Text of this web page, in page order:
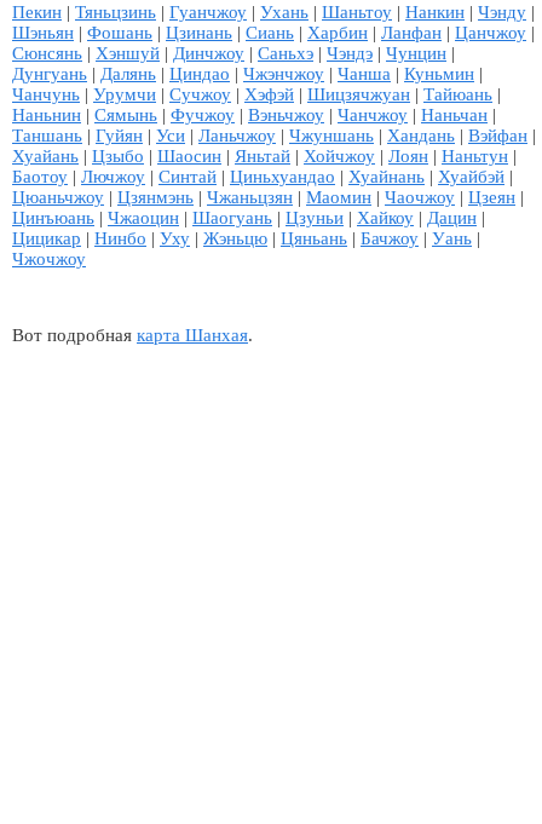
Пекин | Тяньцзинь | Гуанчжоу | Ухань | Шаньтоу | Нанкин | Чэнду |
Шэньян | Фошань | Цзинань | Сиань | Харбин | Ланфан | Цанчжоу |
Сюнсянь | Хэншуй | Динчжоу | Саньхэ | Чэндэ | Чунцин |
Дунгуань | Далянь | Циндао | Чжэнчжоу | Чанша | Куньмин |
Чанчунь | Урумчи | Сучжоу | Хэфэй | Шицзячжуан | Тайюань |
Наньнин | Сямынь | Фучжоу | Вэньчжоу | Чанчжоу | Наньчан |
Таншань | Гуйян | Уси | Ланьчжоу | Чжуншань | Хандань | Вэйфан |
Хуайань | Цзыбо | Шаосин | Яньтай | Хойчжоу | Лоян | Наньтун |
Баотоу | Лючжоу | Синтай | Циньхуандао | Хуайнань | Хуайбэй |
Цюаньчжоу | Цзянмэнь | Чжаньцзян | Маомин | Чаочжоу | Цзеян |
Цинъюань | Чжаоцин | Шаогуань | Цзуньи | Хайкоу | Дацин |
Цицикар | Нинбо | Уху | Жэньцю | Цяньань | Бачжоу | Уань |
Чжочжоу
Вот подробная карта Шанхая.